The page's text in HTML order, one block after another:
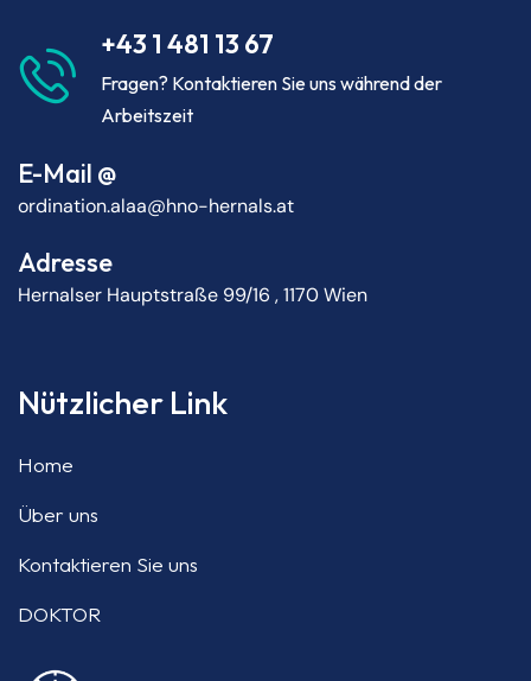
+43 1 481 13 67
Fragen? Kontaktieren Sie uns während der
Arbeitszeit
E-Mail @
ordination.alaa@hno-hernals.at
Adresse
Hernalser Hauptstraße 99/16 , 1170 Wien
Nützlicher Link
Home
Über uns
Kontaktieren Sie uns
DOKTOR